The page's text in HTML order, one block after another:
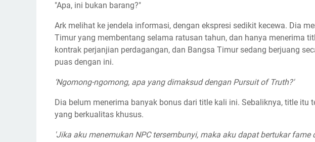
"Apa, ini bukan barang?"
Ark melihat ke jendela informasi, dengan ekspresi sedikit kecewa. Dia
Timur yang membentang selama ratusan tahun, dan hanya menerima
kontrak perjanjian perdagangan, dan Bangsa Timur sedang berjuang
puas dengan ini.
‘Ngomong-ngomong, apa yang dimaksud dengan Pursuit of Truth?'
Dia belum menerima banyak bonus dari title kali ini. Sebaliknya, title itu
yang berkualitas khusus.
'Jika aku menemukan NPC tersembunyi, maka aku dapat bertukar fame